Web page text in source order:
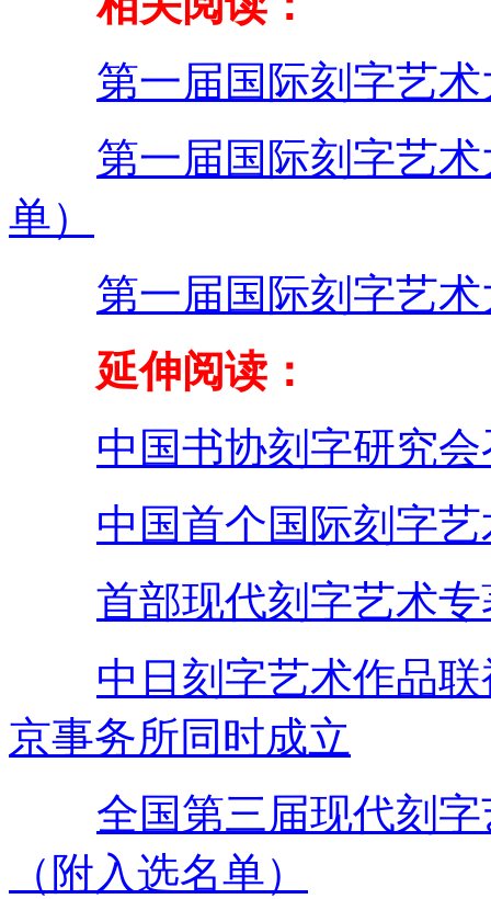
第一届国际刻字艺
第一届国际刻字艺
单）
第一届国际刻字艺
延伸阅读：
中国书协刻字研究
中国首个国际刻字
首部现代刻字艺术
中日刻字艺术作品
京事务所同时成立
全国第三届现代刻
（附入选名单）